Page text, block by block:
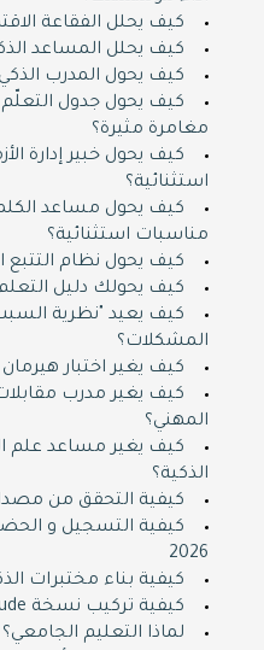
كيف يحلل الفقاعة
كيف يحلل المساعد
كيف يحول المدرب الذكي
مغامرة مثيرة؟
كيف يحول خبير إدارة
استثنائية؟
كيف يحول مساعد
مناسبات استثنائية؟
كيف يحول نظام التتبع
كيف يحولك دليل التعلم
كيف يعيد "نظرية
المشكلات؟
كيف يغير اختبار
كيف يغير مدرب
المهني؟
كيف يغير مساعد علم
الذكية؟
كيفية التحقق من
كيفية التسجيل و
2026
كيفية بناء مختبرات
كيفية تركيب نسخة Open Claude
لماذا التعليم الجامعي؟